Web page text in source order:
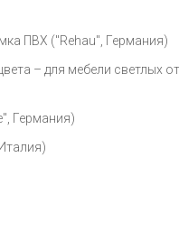
ПВХ ("Rehau", Германия)
– для мебели светлых
Германия)